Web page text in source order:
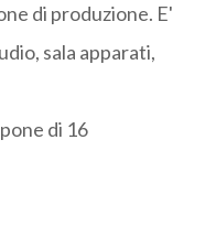
di produzione. E'
sala apparati,
di 16